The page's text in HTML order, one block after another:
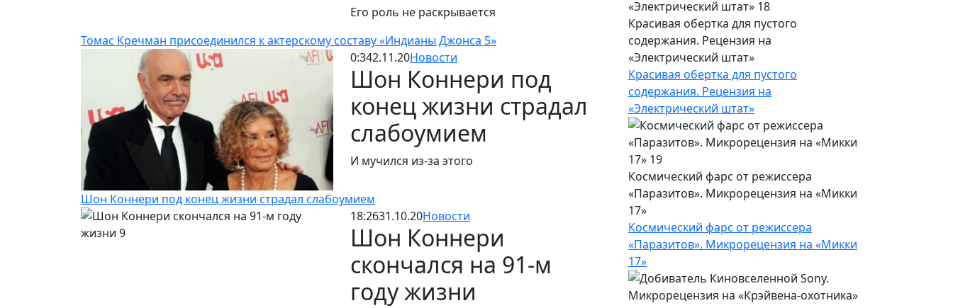
Его роль не раскрывается
Томас Кречман присоединился к актерскому составу «Индианы Джонса 5»
0:342.11.20Новости
Шон Коннери под
конец жизни страдал
слабоумием
И мучился из-за этого
Шон Коннери под конец жизни страдал слабоумием
18:2631.10.20Новости
Шон Коннери
скончался на 91-м
году жизни
Красивая обертка для пустого
содержания. Рецензия на
«Электрический штат»
Красивая обертка для пустого
содержания. Рецензия на
«Электрический штат»
Космический фарс от режиссера
«Паразитов». Микрорецензия на «Микки
17»
Космический фарс от режиссера
«Паразитов». Микрорецензия на «Микки
17»